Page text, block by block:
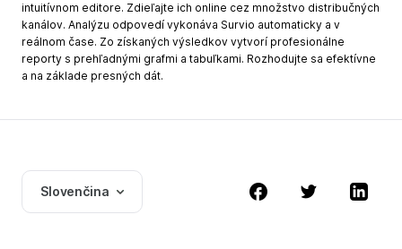
intuitívnom editore. Zdieľajte ich online cez množstvo distribučných
kanálov. Analýzu odpovedí vykonáva Survio automaticky a v
reálnom čase. Zo získaných výsledkov vytvorí profesionálne
reporty s prehľadnými grafmi a tabuľkami. Rozhodujte sa efektívne
a na základe presných dát.
Slovenčina